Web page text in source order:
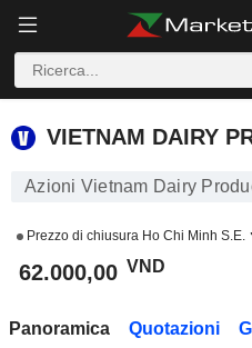
VIETNAM DAIRY
Azioni Vietnam Dairy
Prezzo di chiusura Ho Chi Minh S.E.
62.000,00 VND
Panoramica Quotazioni